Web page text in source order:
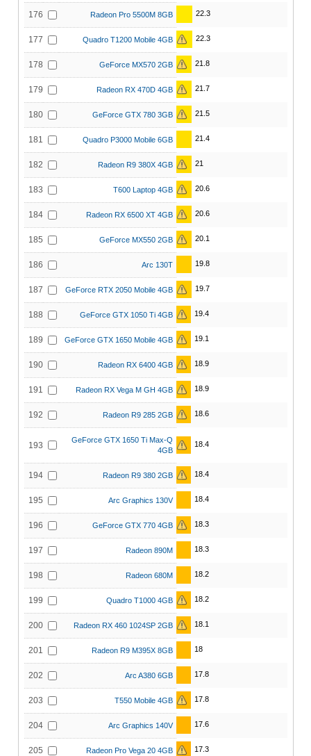
176 Radeon Pro 5500M 8GB 22.3
177 Quadro T1200 Mobile 4GB 22.3
178 GeForce MX570 2GB 21.8
179 Radeon RX 470D 4GB 21.7
180 GeForce GTX 780 3GB 21.5
181 Quadro P3000 Mobile 6GB 21.4
182 Radeon R9 380X 4GB 21
183 T600 Laptop 4GB 20.6
184 Radeon RX 6500 XT 4GB 20.6
185 GeForce MX550 2GB 20.1
186 Arc 130T 19.8
187 GeForce RTX 2050 Mobile 4GB 19.7
188 GeForce GTX 1050 Ti 4GB 19.4
189 GeForce GTX 1650 Mobile 4GB 19.1
190 Radeon RX 6400 4GB 18.9
191 Radeon RX Vega M GH 4GB 18.9
192 Radeon R9 285 2GB 18.6
193
GeForce GTX 1650 Ti Max-Q
4GB
18.4
194 Radeon R9 380 2GB 18.4
195 Arc Graphics 130V 18.4
196 GeForce GTX 770 4GB 18.3
197 Radeon 890M 18.3
198 Radeon 680M 18.2
199 Quadro T1000 4GB 18.2
200 Radeon RX 460 1024SP 2GB 18.1
201 Radeon R9 M395X 8GB 18
202 Arc A380 6GB 17.8
203 T550 Mobile 4GB 17.8
204 Arc Graphics 140V 17.6
205 Radeon Pro Vega 20 4GB 17.3